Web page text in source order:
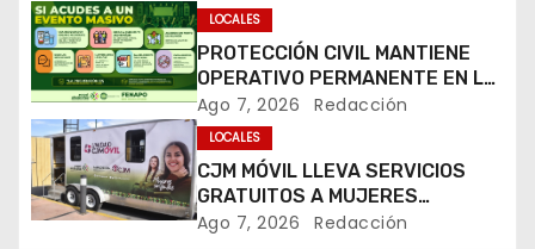
c
i
ó
n
d
LOCALES
PROTECCIÓN CIVIL MANTIENE
OPERATIVO PERMANENTE EN LA
FENAPO 2026
Ago 7, 2026 Redacción
LOCALES
CJM MÓVIL LLEVA SERVICIOS
GRATUITOS A MUJERES
DURANTE LA FENAPO 2026
Ago 7, 2026 Redacción